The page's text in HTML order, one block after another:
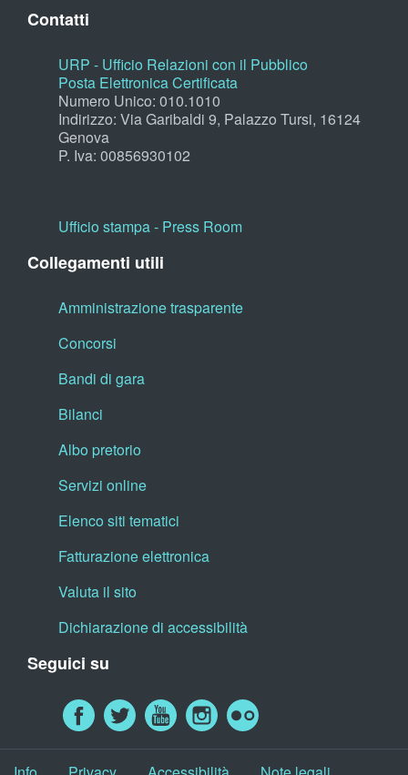
Contatti
URP - Ufficio Relazioni con il Pubblico
Posta Elettronica Certificata
Numero Unico: 010.1010
Indirizzo: Via Garibaldi 9, Palazzo Tursi, 16124
Genova
P. Iva: 00856930102
Ufficio stampa - Press Room
Collegamenti utili
Amministrazione trasparente
Concorsi
Bandi di gara
Bilanci
Albo pretorio
Servizi online
Elenco siti tematici
Fatturazione elettronica
Valuta il sito
Dichiarazione di accessibilità
Seguici su